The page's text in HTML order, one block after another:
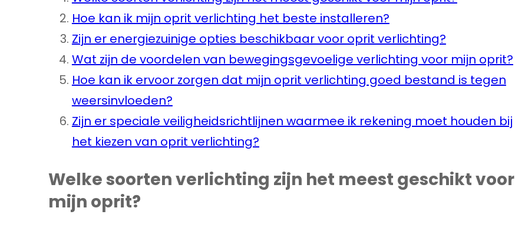
Hoe kan ik mijn oprit verlichting het beste installeren?
Zijn er energiezuinige opties beschikbaar voor oprit verlichting?
Wat zijn de voordelen van bewegingsgevoelige verlichting voor mijn oprit?
Hoe kan ik ervoor zorgen dat mijn oprit verlichting goed bestand is tegen
weersinvloeden?
Zijn er speciale veiligheidsrichtlijnen waarmee ik rekening moet houden bij
het kiezen van oprit verlichting?
Welke soorten verlichting zijn het meest geschikt voor
mijn oprit?